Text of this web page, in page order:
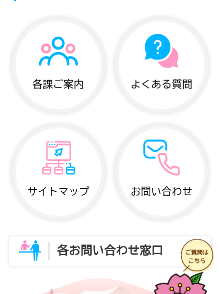
各課ご案内 よくある質問
サイトマップ お問い合わせ
各お問い合わせ窓口